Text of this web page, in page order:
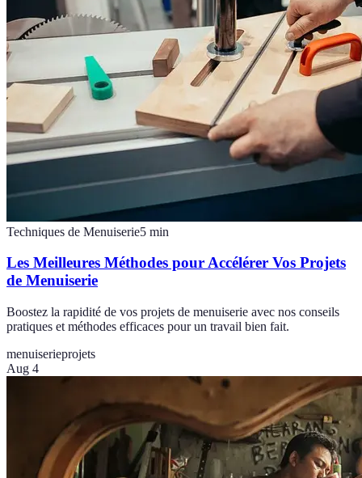
Techniques de Menuiserie5 min
Les Meilleures Méthodes pour Accélérer Vos Projets
de Menuiserie
Boostez la rapidité de vos projets de menuiserie avec nos conseils
pratiques et méthodes efficaces pour un travail bien fait.
menuiserieprojets
Aug 4